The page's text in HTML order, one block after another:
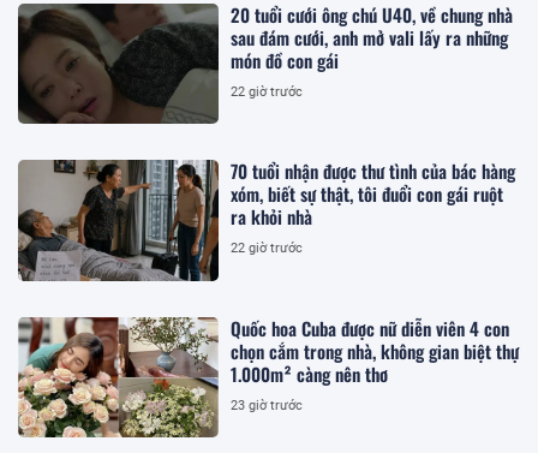
20 tuổi cưới ông chú U40, về chung nhà
sau đám cưới, anh mở vali lấy ra những
món đồ con gái
22 giờ trước
70 tuổi nhận được thư tình của bác hàng
xóm, biết sự thật, tôi đuổi con gái ruột
ra khỏi nhà
22 giờ trước
Quốc hoa Cuba được nữ diễn viên 4 con
chọn cắm trong nhà, không gian biệt thự
1.000m² càng nên thơ
23 giờ trước